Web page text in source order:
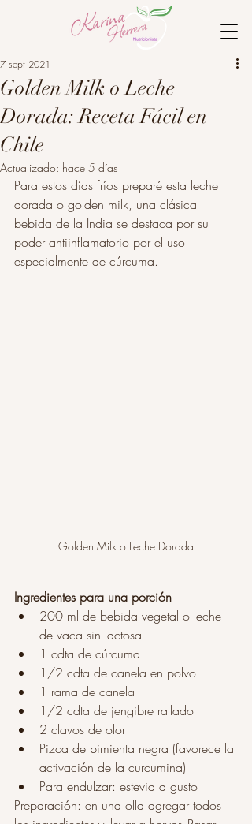
Golden Milk o Leche
Dorada: Receta Fácil en
Chile
7 sept 2021
Actualizado: hace 5 días
Para estos días fríos preparé esta leche
dorada o golden milk, una clásica
bebida de la India se destaca por su
poder antiinflamatorio por el uso
especialmente de cúrcuma.
Golden Milk o Leche Dorada
Ingredientes para una porción
200 ml de bebida vegetal o leche
de vaca sin lactosa
1 cdta de cúrcuma
1/2 cdta de canela en polvo
1 rama de canela
1/2 cdta de jengibre rallado
2 clavos de olor
Pizca de pimienta negra (favorece la
activación de la curcumina)
Para endulzar: estevia a gusto
Preparación: en una olla agregar todos